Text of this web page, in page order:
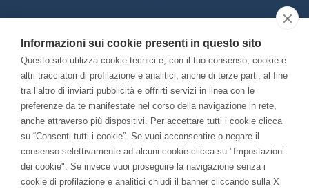
Con il contributo di:
Bando “Musei di Impresa 2025”
Associato a:
Informazioni sui cookie presenti in questo sito
Questo sito utilizza cookie tecnici e, con il tuo consenso, cookie e
altri tracciatori di profilazione e analitici, anche di terze parti, al fine
tra l’altro di inviarti pubblicità e offrirti servizi in linea con le
preferenze da te manifestate nel corso della navigazione in rete,
anche attraverso più dispositivi. Per accettare tutti i cookie clicca
su “Consenti tutti i cookie”. Se vuoi acconsentire o negare il
consenso selettivamente ad alcuni cookie clicca su "Impostazioni
dei cookie". Se invece vuoi proseguire la navigazione senza i
cookie di profilazione e analitici chiudi il banner cliccando sulla X